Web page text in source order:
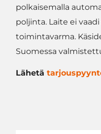
polkaisemalla
poljinta. Laite ei
toimintavarma.
Suomessa
Lähetä